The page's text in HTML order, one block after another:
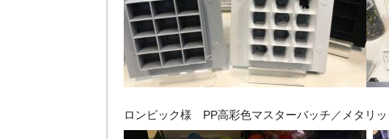
ロンビック様 PP高彩色マスターバッチ／メタリ